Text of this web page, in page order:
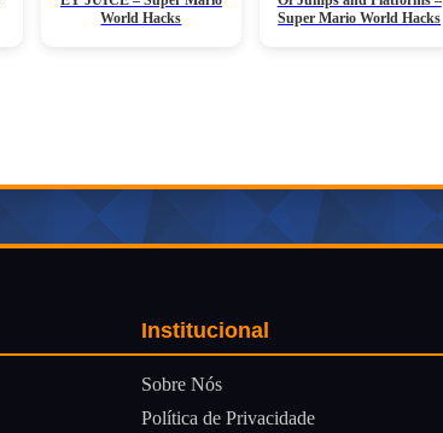
World Hacks
Super Mario World Hacks
Institucional
Sobre Nós
Política de Privacidade